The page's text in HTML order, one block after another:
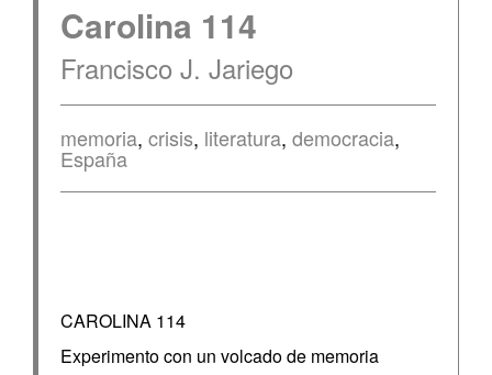
Carolina 114
Francisco J. Jariego
memoria, crisis, literatura, democracia,
España
CAROLINA 114
Experimento con un volcado de memoria